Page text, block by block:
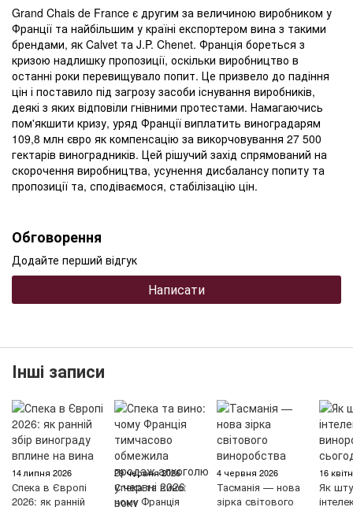
Grand Chais de France є другим за величиною виробником у
Франції та найбільшим у країні експортером вина з такими
брендами, як Calvet та J.P. Chenet. Франція бореться з
кризою надлишку пропозиції, оскільки виробництво в
останні роки перевищувало попит. Це призвело до падіння
цін і поставило під загрозу засоби існування виробників,
деякі з яких відповіли гнівними протестами. Намагаючись
пом'якшити кризу, уряд Франції виплатить виноградарям
109,8 млн євро як компенсацію за викорчовування 27 500
гектарів виноградників. Цей рішучий захід спрямований на
скорочення виробництва, усунення дисбалансу попиту та
пропозиції та, сподіваємося, стабілізацію цін.
Обговорення
Додайте перший відгук
Написати
Інші записи
14 липня 2026
Спека в Європі
2026: як ранній
29 червня 2026
Спека та вино:
чому Франція
4 червня 2026
Тасманія — нова
зірка світового
16
Як